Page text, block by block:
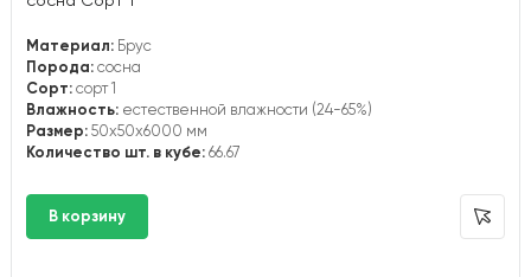
Материал: Брус
Порода: сосна
Сорт: сорт 1
Влажность: естественной влажности (24-65%)
Размер: 50x50x6000 мм
Количество шт. в кубе: 66.67